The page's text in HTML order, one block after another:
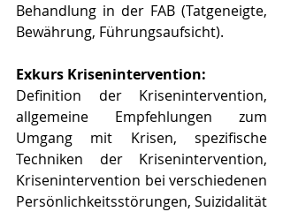
Behandlung in der FAB (Tatgeneigte,
Bewährung, Führungsaufsicht).
Exkurs Krisenintervention:
Definition der Krisenintervention,
allgemeine Empfehlungen zum
Umgang mit Krisen, spezifische
Techniken der Krisenintervention,
Krisenintervention bei verschiedenen
Persönlichkeitsstörungen, Suizidalität